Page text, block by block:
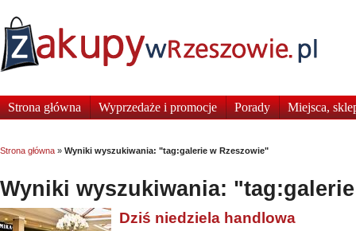
Strona główna Wyprzedaże i promocje Porady Miejsca,
Strona główna » Wyniki wyszukiwania: "tag:galerie w Rzeszowie"
Wyniki wyszukiwania:
Dziś niedziela handlowa